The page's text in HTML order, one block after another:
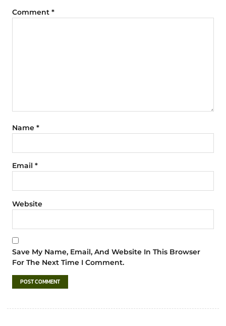
Comment *
Name *
Email *
Website
Save My Name, Email, And Website In This Browser
For The Next Time I Comment.